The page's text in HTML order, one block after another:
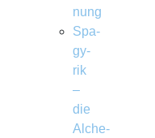
nung
Spa­
gy­
rik
–
die
Alche­